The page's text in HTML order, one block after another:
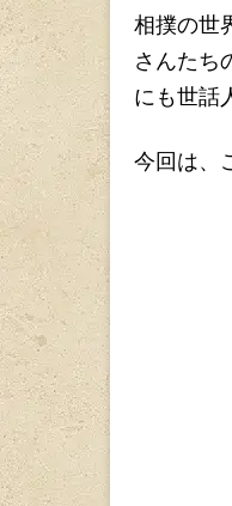
相撲の世
さんたち
にも世話
今回は、